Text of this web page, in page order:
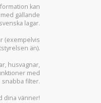
kan
gällande
svenska lagar.
(exempelvis
än).
, husvagnar,
med
snabba filter.
dina vänner!